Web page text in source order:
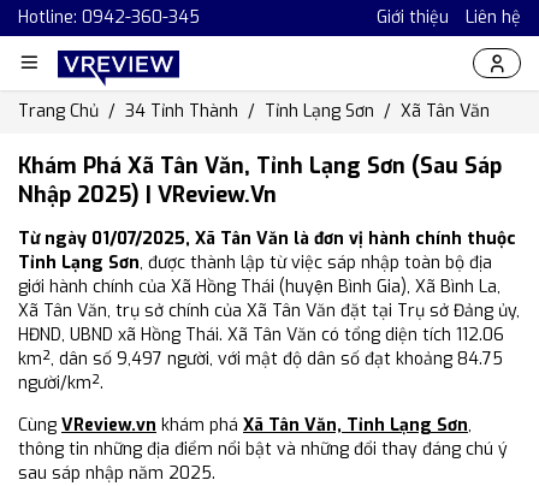
Hotline: 0942-360-345 Giới thiệu Liên hệ
Trang Chủ 34 Tỉnh Thành Tỉnh Lạng Sơn Xã Tân Văn
Khám Phá Xã Tân Văn, Tỉnh Lạng Sơn (Sau Sáp
Nhập 2025) | VReview.vn
Từ ngày 01/07/2025, Xã Tân Văn là đơn vị hành chính thuộc
Tỉnh Lạng Sơn, được thành lập từ việc sáp nhập toàn bộ địa
giới hành chính của Xã Hồng Thái (huyện Bình Gia), Xã Bình La,
Xã Tân Văn, trụ sở chính của Xã Tân Văn đặt tại Trụ sở Đảng ủy,
HĐND, UBND xã Hồng Thái. Xã Tân Văn có tổng diện tích 112.06
km², dân số 9,497 người, với mật độ dân số đạt khoảng 84.75
người/km².
Cùng VReview.vn khám phá Xã Tân Văn, Tỉnh Lạng Sơn,
thông tin những địa điểm nổi bật và những đổi thay đáng chú ý
sau sáp nhập năm 2025.